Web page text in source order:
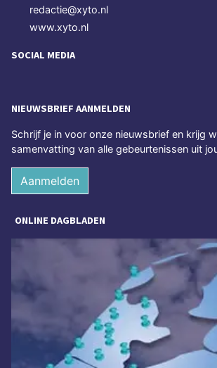
redactie@xyto.nl
www.xyto.nl
SOCIAL MEDIA
NIEUWSBRIEF AANMELDEN
Schrijf je in voor onze nieuwsbrief en krijg
samenvatting van alle gebeurtenissen uit
Aanmelden
ONLINE DAGBLADEN